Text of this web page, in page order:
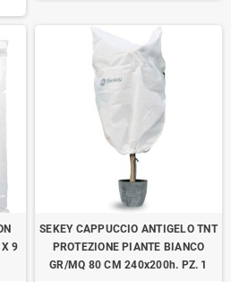
X 9
SEKEY CAPPUCCIO ANTIGELO TNT
PROTEZIONE PIANTE BIANCO
GR/MQ 80 CM 240x200h. PZ. 1